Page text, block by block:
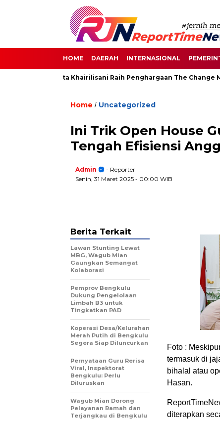
HOME DAERAH INTERNASIONAL
Destita Khairilisani Raih Penghargaan The Change
Home / Uncategorized
Ini Trik Open House
Tengah Efisiensi
Admin
- Reporter
Senin, 31 Maret 2025 - 00:00 WIB
Foto :
termasuk di
bihalal atau
Hasan.
diterapkan
Berita Terkait
Lawan Stunting Lewat
MBG, Wagub Mian
Gaungkan Semangat
Kolaborasi
Pemprov Bengkulu
Dukung Pengelolaan
Limbah B3 untuk
Tingkatkan PAD
Koperasi Desa/Kelurahan
Merah Putih di Bengkulu
Segera Siap Diluncurkan
Pernyataan Guru Rerisa
Viral, Inspektorat
Bengkulu: Perlu
Diluruskan
Wagub Mian Dorong
Pelayanan Ramah dan
Terjangkau di Bengkulu